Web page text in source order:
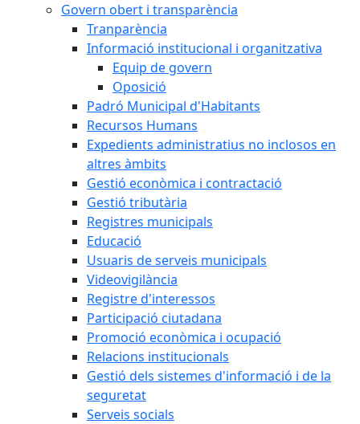
Govern obert i transparència
Tranparència
Informació institucional i organitzativa
Equip de govern
Oposició
Padró Municipal d'Habitants
Recursos Humans
Expedients administratius no inclosos en
altres àmbits
Gestió econòmica i contractació
Gestió tributària
Registres municipals
Educació
Usuaris de serveis municipals
Videovigilància
Registre d'interessos
Participació ciutadana
Promoció econòmica i ocupació
Relacions institucionals
Gestió dels sistemes d'informació i de la
seguretat
Serveis socials